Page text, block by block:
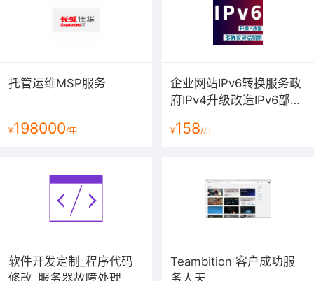
托管运维MSP服务
¥198000/年
企业网站IPv6转换服务政
府IPv4升级改造IPv6部署
¥158/月
软件开发定制_程序代码
Teambition 客户成功服